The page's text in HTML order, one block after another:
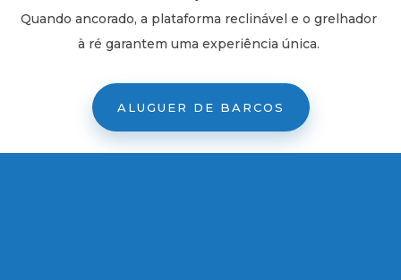
Quando ancorado, a plataforma reclinável e o grelhador
à ré garantem uma experiência única.
ALUGUER DE BARCOS